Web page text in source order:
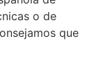
o de
que